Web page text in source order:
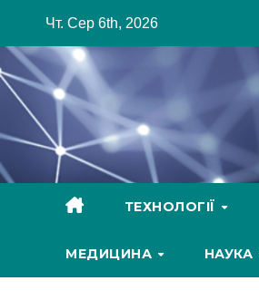
content
Чт. Сер 6th, 2026
ТЕХНОЛОГІЇ
МЕДИЦИНА НАУКА